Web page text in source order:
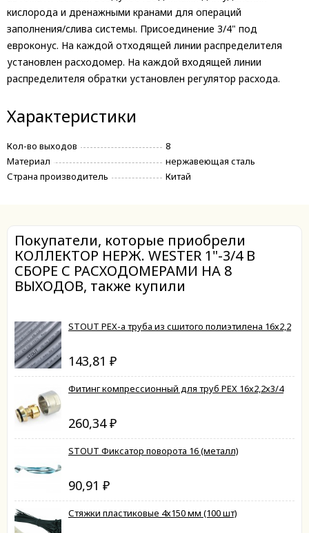
кислорода и дренажными кранами для операций
заполнения/слива системы. Присоединение 3/4" под
евроконус. На каждой отходящей линии распределителя
установлен расходомер. На каждой входящей линии
распределителя обратки установлен регулятор расхода.
Характеристики
Кол-во выходов
8
Материал
нержавеющая сталь
Страна производитель
Китай
Покупатели, которые приобрели
КОЛЛЕКТОР НЕРЖ. WESTER 1"-3/4 В
СБОРЕ С РАСХОДОМЕРАМИ НА 8
ВЫХОДОВ, также купили
STOUT PEX-a труба из сшитого полиэтилена 16х2,2
143,81 ₽
Фитинг компрессионный для труб PEX 16х2,2х3/4
260,34 ₽
STOUT Фиксатор поворота 16 (металл)
90,91 ₽
Стяжки пластиковые 4х150 мм (100 шт)